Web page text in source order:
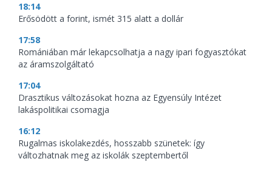
18:14
Erősödött a forint, ismét 315 alatt a dollár
17:58
Romániában már lekapcsolhatja a nagy ipari fogyasztókat
az áramszolgáltató
17:04
Drasztikus változásokat hozna az Egyensúly Intézet
lakáspolitikai csomagja
16:12
Rugalmas iskolakezdés, hosszabb szünetek: így
változhatnak meg az iskolák szeptembertől